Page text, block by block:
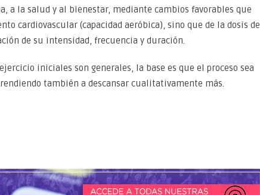
a la salud y al bienestar, mediante cambios favorables que
cardiovascular (capacidad aeróbica), sino que de la dosis de
de su intensidad, frecuencia y duración.
iniciales son generales, la base es que el proceso sea
también a descansar cualitativamente más.